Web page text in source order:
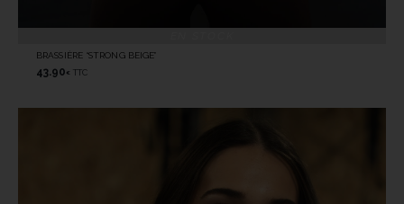
BRASSIÈRE “STRONG BEIGE”
43.90 € TTC